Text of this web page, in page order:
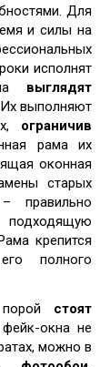
Для
и силы на
исполнят
выглядят
выполняют
ограничив
рама их
оконная
старых
крепится
полного
стоят
окна не
можно в